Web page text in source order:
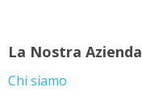
La Nostra Azienda
Chi siamo